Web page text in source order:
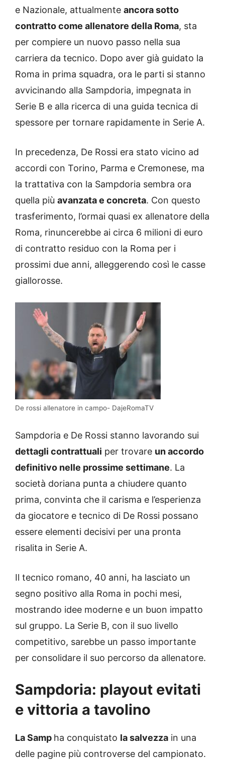
e Nazionale, attualmente ancora sotto
contratto come allenatore della Roma, sta
per compiere un nuovo passo nella sua
carriera da tecnico. Dopo aver già guidato la
Roma in prima squadra, ora le parti si stanno
avvicinando alla Sampdoria, impegnata in
Serie B e alla ricerca di una guida tecnica di
spessore per tornare rapidamente in Serie A.
In precedenza, De Rossi era stato vicino ad
accordi con Torino, Parma e Cremonese, ma
la trattativa con la Sampdoria sembra ora
quella più avanzata e concreta. Con questo
trasferimento, l’ormai quasi ex allenatore della
Roma, rinuncerebbe ai circa 6 milioni di euro
di contratto residuo con la Roma per i
prossimi due anni, alleggerendo così le casse
giallorosse.
De rossi allenatore in campo- DajeRomaTV
Sampdoria e De Rossi stanno lavorando sui
dettagli contrattuali per trovare un accordo
definitivo nelle prossime settimane. La
società doriana punta a chiudere quanto
prima, convinta che il carisma e l’esperienza
da giocatore e tecnico di De Rossi possano
essere elementi decisivi per una pronta
risalita in Serie A.
Il tecnico romano, 40 anni, ha lasciato un
segno positivo alla Roma in pochi mesi,
mostrando idee moderne e un buon impatto
sul gruppo. La Serie B, con il suo livello
competitivo, sarebbe un passo importante
per consolidare il suo percorso da allenatore.
Sampdoria: playout evitati
e vittoria a tavolino
La Samp ha conquistato la salvezza in una
delle pagine più controverse del campionato.